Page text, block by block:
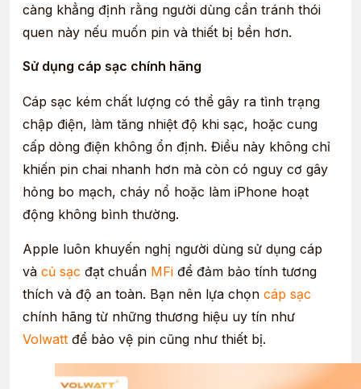
càng khẳng định rằng người dùng cần tránh thói
quen này nếu muốn pin và thiết bị bền hơn.
Sử dụng cáp sạc chính hãng
Cáp sạc kém chất lượng có thể gây ra tình trạng
chập điện, làm tăng nhiệt độ khi sạc, hoặc cung
cấp dòng điện không ổn định. Điều này không chỉ
khiến pin chai nhanh hơn mà còn có nguy cơ gây
hỏng bo mạch, cháy nổ hoặc làm iPhone hoạt
động không bình thường.
Apple luôn khuyến nghị người dùng sử dụng cáp
và củ sạc đạt chuẩn MFi để đảm bảo tính tương
thích và độ an toàn. Bạn nên lựa chọn cáp sạc
chính hãng từ những thương hiệu uy tín như
Volwatt để bảo vệ pin cũng như thiết bị.